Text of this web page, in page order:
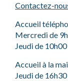
Contactez-
Accueil
Mercredi de
Jeudi de
Accueil à la
Jeudi de